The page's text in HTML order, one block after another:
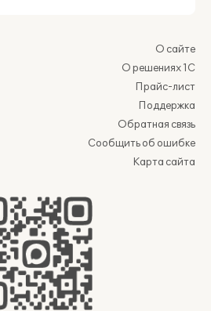
О сайте
О решениях 1С
Прайс-лист
Поддержка
Обратная связь
Сообщить об ошибке
Карта сайта